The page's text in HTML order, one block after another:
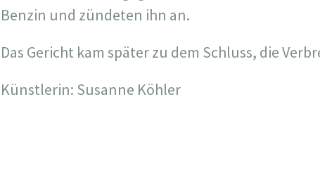
Benzin und zündeten ihn an.
Das Gericht kam später zu dem Schluss, die
Künstlerin: Susanne Köhler